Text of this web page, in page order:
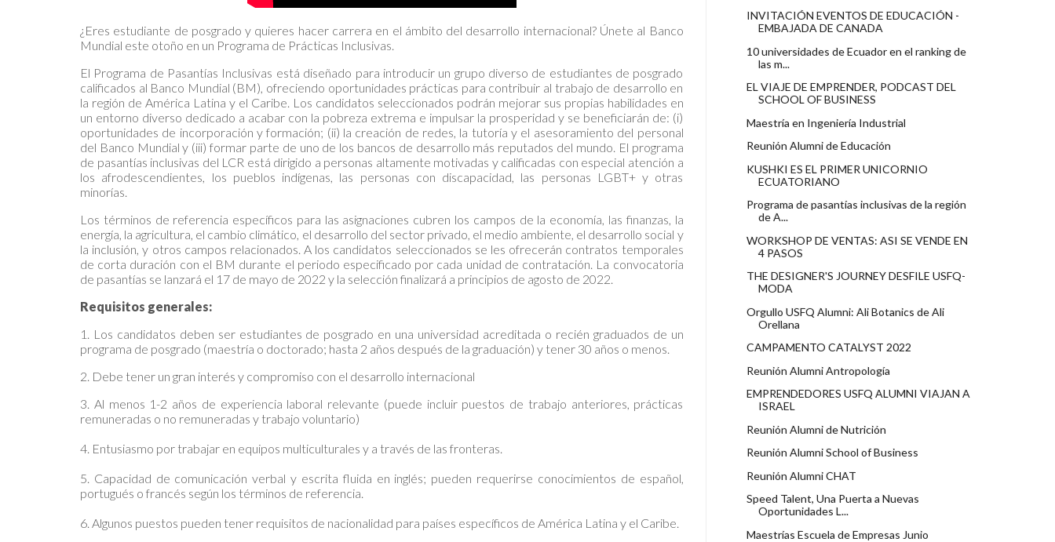
¿Eres estudiante de posgrado y quieres hacer carrera en el ámbito del desarrollo internacional? Únete al Banco
Mundial este otoño en un Programa de Prácticas Inclusivas.
El Programa de Pasantías Inclusivas está diseñado para introducir un grupo diverso de estudiantes de posgrado
calificados al Banco Mundial (BM), ofreciendo oportunidades prácticas para contribuir al trabajo de desarrollo en
la región de América Latina y el Caribe. Los candidatos seleccionados podrán mejorar sus propias habilidades en
un entorno diverso dedicado a acabar con la pobreza extrema e impulsar la prosperidad y se beneficiarán de: (i)
oportunidades de incorporación y formación; (ii) la creación de redes, la tutoría y el asesoramiento del personal
del Banco Mundial y (iii) formar parte de uno de los bancos de desarrollo más reputados del mundo. El programa
de pasantías inclusivas del LCR está dirigido a personas altamente motivadas y calificadas con especial atención a
los afrodescendientes, los pueblos indígenas, las personas con discapacidad, las personas LGBT+ y otras
minorías.
Los términos de referencia específicos para las asignaciones cubren los campos de la economía, las finanzas, la
energía, la agricultura, el cambio climático, el desarrollo del sector privado, el medio ambiente, el desarrollo social y
la inclusión, y otros campos relacionados. A los candidatos seleccionados se les ofrecerán contratos temporales
de corta duración con el BM durante el periodo especificado por cada unidad de contratación. La convocatoria
de pasantías se lanzará el 17 de mayo de 2022 y la selección finalizará a principios de agosto de 2022.
Requisitos generales:
1. Los candidatos deben ser estudiantes de posgrado en una universidad acreditada o recién graduados de un
programa de posgrado (maestría o doctorado; hasta 2 años después de la graduación) y tener 30 años o menos.
2. Debe tener un gran interés y compromiso con el desarrollo internacional
3. Al menos 1-2 años de experiencia laboral relevante (puede incluir puestos de trabajo anteriores, prácticas
remuneradas o no remuneradas y trabajo voluntario)
4. Entusiasmo por trabajar en equipos multiculturales y a través de las fronteras.
5. Capacidad de comunicación verbal y escrita fluida en inglés; pueden requerirse conocimientos de español,
portugués o francés según los términos de referencia.
6. Algunos puestos pueden tener requisitos de nacionalidad para países específicos de América Latina y el Caribe.
INVITACIÓN EVENTOS DE EDUCACIÓN -
EMBAJADA DE CANADA
10 universidades de Ecuador en el ranking de
las m...
EL VIAJE DE EMPRENDER, PODCAST DEL
SCHOOL OF BUSINESS
Maestría en Ingeniería Industrial
Reunión Alumni de Educación
KUSHKI ES EL PRIMER UNICORNIO
ECUATORIANO
Programa de pasantías inclusivas de la región
de A...
WORKSHOP DE VENTAS: ASI SE VENDE EN
4 PASOS
THE DESIGNER'S JOURNEY DESFILE USFQ-
MODA
Orgullo USFQ Alumni: Ali Botanics de Ali
Orellana
CAMPAMENTO CATALYST 2022
Reunión Alumni Antropología
EMPRENDEDORES USFQ ALUMNI VIAJAN A
ISRAEL
Reunión Alumni de Nutrición
Reunión Alumni School of Business
Reunión Alumni CHAT
Speed Talent, Una Puerta a Nuevas
Oportunidades L...
Maestrías Escuela de Empresas Junio